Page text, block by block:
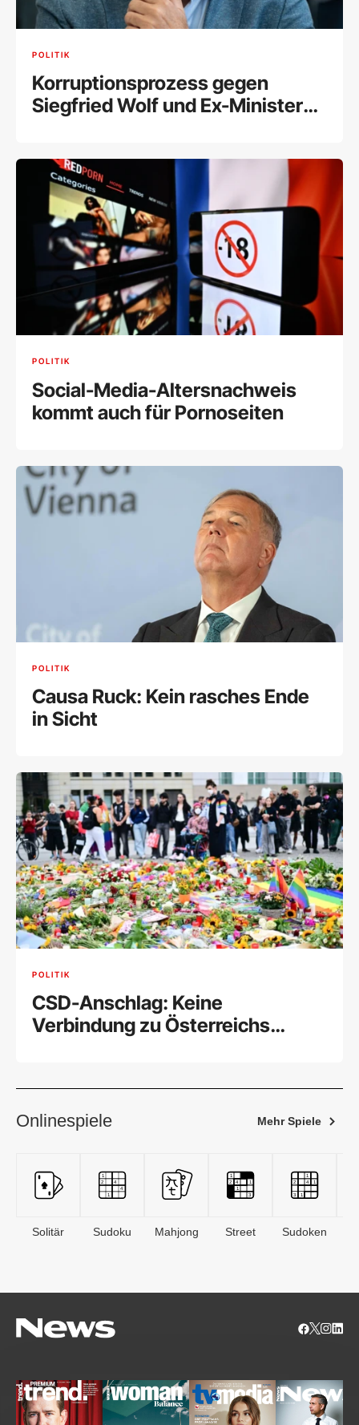
POLITIK
Korruptionsprozess gegen
Siegfried Wolf und Ex-Minister
POLITIK
Social-Media-Altersnachweis
kommt auch für Pornoseiten
POLITIK
Causa Ruck: Kein rasches Ende
in Sicht
POLITIK
CSD-Anschlag: Keine
Verbindung zu Österreichs
Onlinespiele Mehr Spiele
Solitär Sudoku Mahjong Street Sudoken